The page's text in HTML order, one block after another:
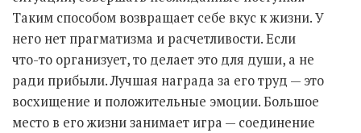
Таким способом возвращает себе вкус к жизни. У
него нет прагматизма и расчетливости. Если
что-то организует, то делает это для души, а не
ради прибыли. Лучшая награда за его труд — это
восхищение и положительные эмоции. Большое
место в его жизни занимает игра — соединение